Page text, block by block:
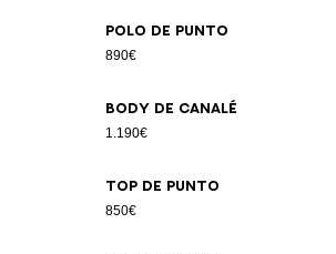
Polo de punto
890€
Body de canalé
1.190€
Top de punto
850€